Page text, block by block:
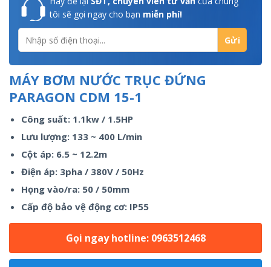
tôi sẽ gọi ngay cho bạn miễn phí!
MÁY BƠM NƯỚC TRỤC ĐỨNG
PARAGON CDM 15-1
Công suất: 1.1kw / 1.5HP
Lưu lượng: 133 ~ 400 L/min
Cột áp: 6.5 ~ 12.2m
Điện áp: 3pha / 380V / 50Hz
Họng vào/ra: 50 / 50mm
Cấp độ bảo vệ động cơ: IP55
Gọi ngay hotline: 0963512468